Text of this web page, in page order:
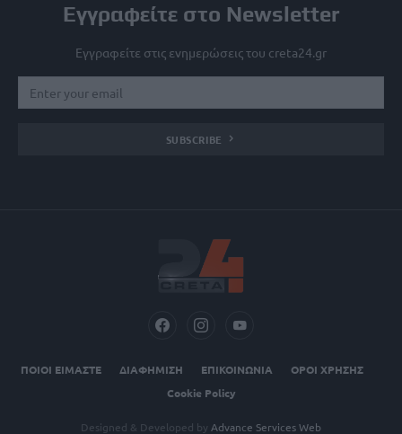
Εγγραφείτε στο Newsletter
Εγγραφείτε στις ενημερώσεις του creta24.gr
SUBSCRIBE
ΠΟΙΟΙ ΕΙΜΑΣΤΕ ΔΙΑΦΗΜΙΣΗ ΕΠΙΚΟΙΝΩΝΙΑ
ΟΡΟΙ ΧΡΗΣΗΣ
Cookie Policy
Designed & Developed by Advance Services Web